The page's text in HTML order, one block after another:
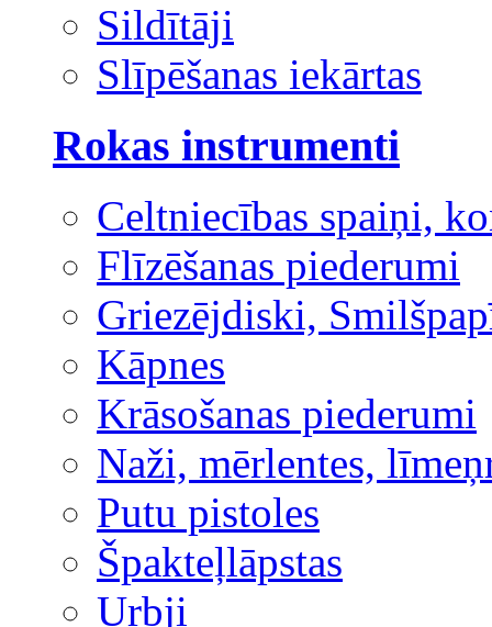
Sildītāji
Slīpēšanas iekārtas
Rokas instrumenti
Celtniecības spaiņi,
Flīzēšanas piederumi
Griezējdiski,
Kāpnes
Krāsošanas piederumi
Naži, mērlentes,
Putu pistoles
Špakteļlāpstas
Urbji